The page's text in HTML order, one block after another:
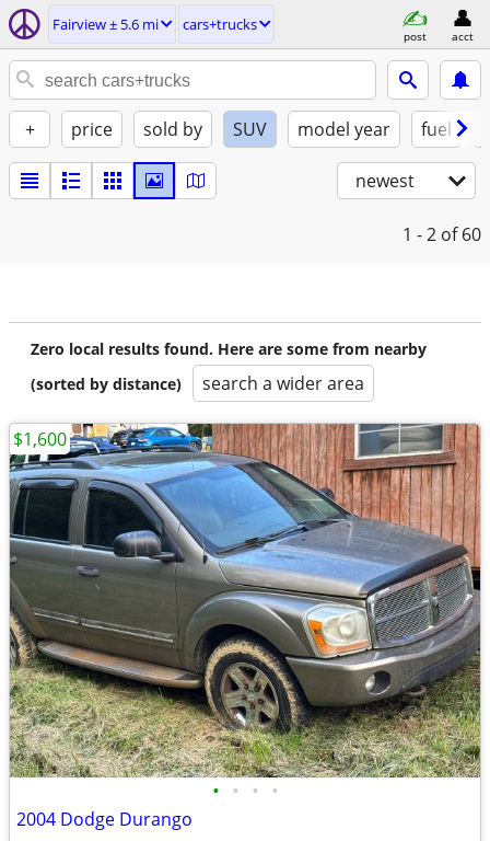
Fairview ± 5.6 mi cars+trucks
post acct
+ price sold by SUV model year fuel
newest
1 - 2 of 60
Zero local results found. Here are some from nearby
(sorted by distance)
search a wider area
• • • •
2004 Dodge Durango
$1,600